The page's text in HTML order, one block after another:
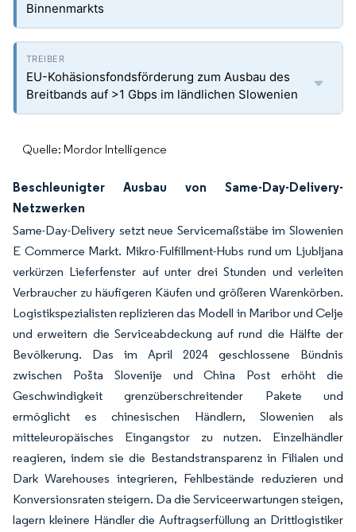
Binnenmarkts
EU-Kohäsionsfondsförderung zum Ausbau des
Breitbands auf >1 Gbps im ländlichen Slowenien
Quelle: Mordor Intelligence
Beschleunigter Ausbau von Same-Day-Delivery-
Netzwerken
Same-Day-Delivery setzt neue Servicemaßstäbe im Slowenien
E Commerce Markt. Mikro-Fulfillment-Hubs rund um Ljubljana
verkürzen Lieferfenster auf unter drei Stunden und verleiten
Verbraucher zu häufigeren Käufen und größeren Warenkörben.
Logistikspezialisten replizieren das Modell in Maribor und Celje
und erweitern die Serviceabdeckung auf rund die Hälfte der
Bevölkerung. Das im April 2024 geschlossene Bündnis
zwischen Pošta Slovenije und China Post erhöht die
Geschwindigkeit grenzüberschreitender Pakete und
ermöglicht es chinesischen Händlern, Slowenien als
mitteleuropäisches Eingangstor zu nutzen. Einzelhändler
reagieren, indem sie die Bestandstransparenz in Filialen und
Dark Warehouses integrieren, Fehlbestände reduzieren und
Konversionsraten steigern. Da die Serviceerwartungen steigen,
lagern kleinere Händler die Auftragserfüllung an Drittlogistiker